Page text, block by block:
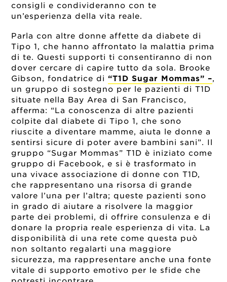
consigli e condivideranno con te
un’esperienza della vita reale.
Parla con altre donne affette da diabete di
Tipo 1, che hanno affrontato la malattia prima
di te. Questi supporti ti consentiranno di non
dover cercare di capire tutto da sola. Brooke
Gibson, fondatrice di “T1D Sugar Mommas” –,
un gruppo di sostegno per le pazienti di T1D
situate nella Bay Area di San Francisco,
afferma: “La conoscenza di altre pazienti
colpite dal diabete di Tipo 1, che sono
riuscite a diventare mamme, aiuta le donne a
sentirsi sicure di poter avere bambini sani”. Il
gruppo “Sugar Mommas” T1D è iniziato come
gruppo di Facebook, e si è trasformato in
una vivace associazione di donne con T1D,
che rappresentano una risorsa di grande
valore l’una per l’altra; queste pazienti sono
in grado di aiutare a risolvere la maggior
parte dei problemi, di offrire consulenza e di
donare la propria reale esperienza di vita. La
disponibilità di una rete come questa può
non soltanto regalarti una maggiore
sicurezza, ma rappresentare anche una fonte
vitale di supporto emotivo per le sfide che